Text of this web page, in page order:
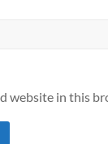
website in this